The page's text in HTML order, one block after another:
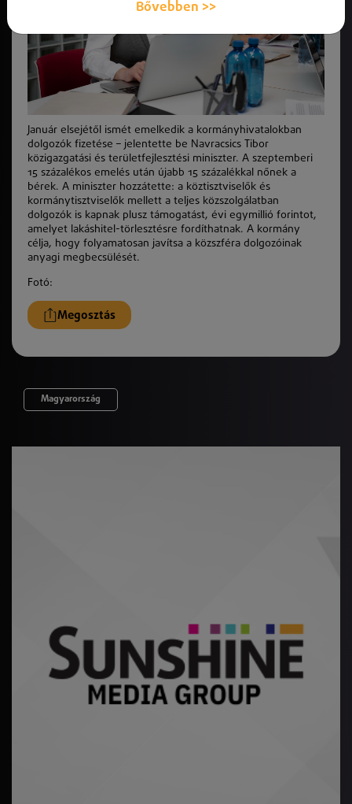
Január elsejétől ismét emelkedik a kormányhivatalokban
dolgozók fizetése – jelentette be Navracsics Tibor
közigazgatási és területfejlesztési miniszter. A szeptemberi
15 százalékos emelés után újabb 15 százalékkal nőnek a
bérek. A miniszter hozzátette: a köztisztviselők és
kormánytisztviselők mellett a teljes közszolgálatban
dolgozók is kapnak plusz támogatást, évi egymillió forintot,
amelyet lakáshitel-törlesztésre fordíthatnak. A kormány
célja, hogy folyamatosan javítsa a közszféra dolgozóinak
anyagi megbecsülését.
Fotó:
Megosztás
Magyarország
Bővebben >>